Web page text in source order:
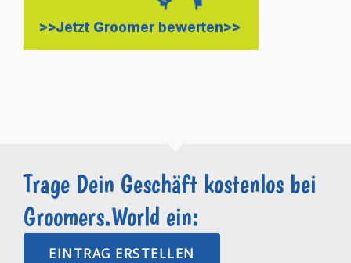
Trage Dein Geschäft kostenlos bei
Groomers.World ein:
EINTRAG ERSTELLEN